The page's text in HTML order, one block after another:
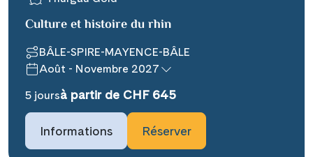
Culture et histoire du rhin
BÂLE-SPIRE-MAYENCE-BÂLE
Août - Novembre 2027
5 joursà partir de CHF 645
Informations Réserver